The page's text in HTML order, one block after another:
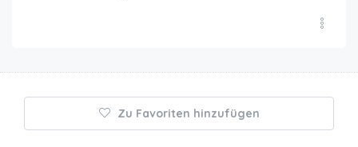
Zu Favoriten hinzufügen